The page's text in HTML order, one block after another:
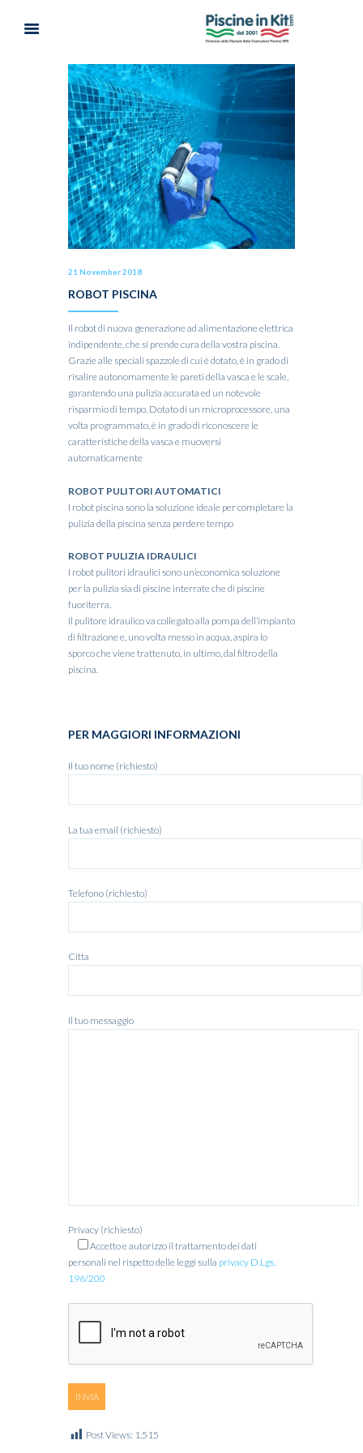
21 November 2018
ROBOT PISCINA
Il robot di nuova generazione ad alimentazione elettrica
indipendente, che si prende cura della vostra piscina.
Grazie alle speciali spazzole di cui è dotato, è in grado di
risalire autonomamente le pareti della vasca e le scale,
garantendo una pulizia accurata ed un notevole
risparmio di tempo. Dotato di un microprocessore, una
volta programmato, è in grado di riconoscere le
caratteristiche della vasca e muoversi
automaticamente
ROBOT PULITORI AUTOMATICI
I robot piscina sono la soluzione ideale per completare la
pulizia della piscina senza perdere tempo
ROBOT PULIZIA IDRAULICI
I robot pulitori idraulici sono un’economica soluzione
per la pulizia sia di piscine interrate che di piscine
fuoriterra.
Il pulitore idraulico va collegato alla pompa dell’impianto
di filtrazione e, uno volta messo in acqua, aspira lo
sporco che viene trattenuto, in ultimo, dal filtro della
piscina.
PER MAGGIORI INFORMAZIONI
Il tuo nome (richiesto)
La tua email (richiesto)
Telefono (richiesto)
Citta
Il tuo messaggio
Privacy (richiesto)
Accetto e autorizzo il trattamento dei dati
personali nel rispetto delle leggi sulla privacy D.Lgs.
196/200
Post Views: 1.515